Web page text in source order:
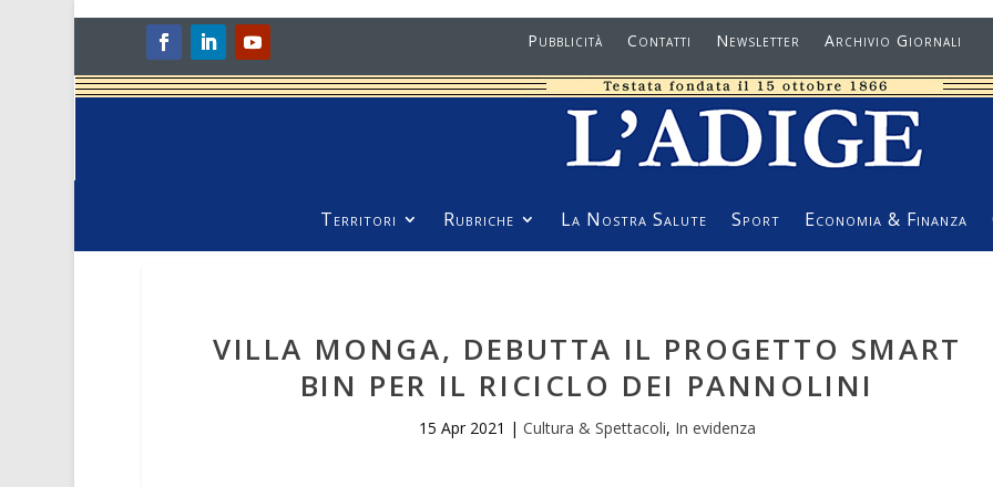
Pubblicità Contatti Newsletter Archivio Giornali
Territori Rubriche La Nostra Salute Sport Economia & Finanza
VILLA MONGA, DEBUTTA IL PROGETTO SMART
BIN PER IL RICICLO DEI PANNOLINI
15 Apr 2021 | Cultura & Spettacoli, In evidenza